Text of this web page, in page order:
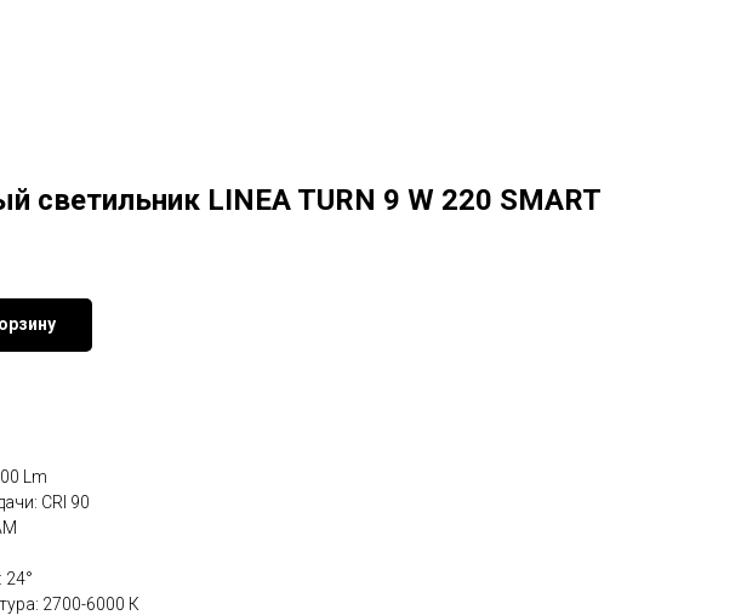
светильник LINEA TURN 9 W 220 SMART
Lm
CRI 90
24°
2700-6000 К